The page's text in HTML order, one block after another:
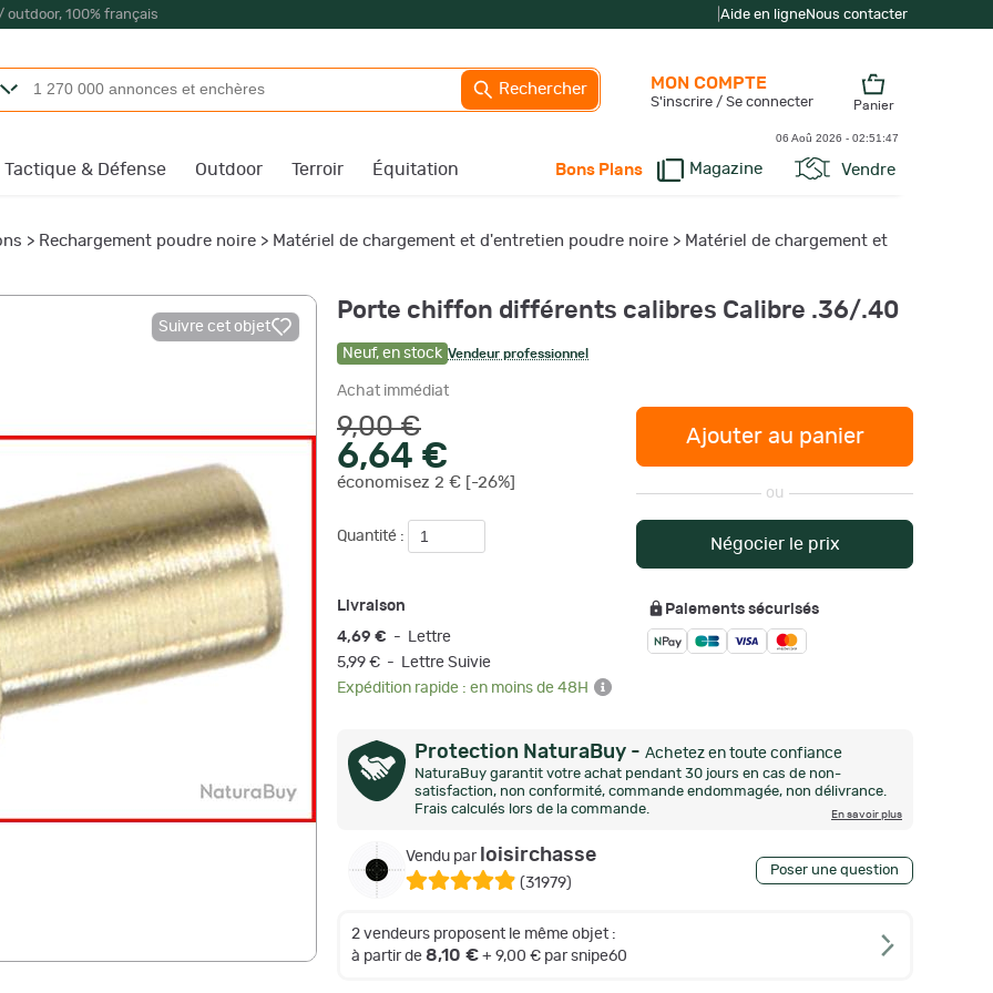
100% français Aide en ligneNous contacter
Rechercher
Tactique & Défense Outdoor Terroir Équitation Bons Plans Magazine Vendre
MON COMPTE
S'inscrire / Se connecter Panier
06 Aoû 2026 - 02:51:48
> Rechargement poudre noire > Matériel de chargement et d'entretien poudre noire > Matériel de chargement et
Suivre cet objet
Porte chiffon différents calibres Calibre .36/.40
Neuf, en stock Vendeur professionnel
Achat immédiat
9,00 €
6,64 €
économisez 2 € [-26%]
Quantité :
Ajouter au panier
ou
Négocier le prix
Livraison
4,69 € - Lettre
5,99 € - Lettre Suivie
Expédition rapide : en moins de 48H
Paiements sécurisés
Protection NaturaBuy - Achetez en toute confiance
NaturaBuy garantit votre achat pendant 30 jours en cas de non-
satisfaction, non conformité, commande endommagée, non délivrance.
Frais calculés lors de la commande.
En savoir plus
Vendu par loisirchasse
(31979)
Poser une question
2 vendeurs proposent le même objet :
à partir de 8,10 € + 9,00 € par snipe60